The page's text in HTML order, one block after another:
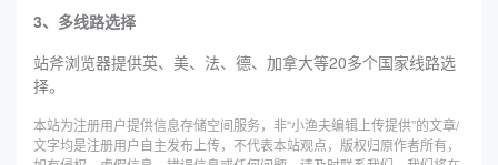
3、多线路选择
站斧浏览器提供英、美、法、德、加拿大等20多个国家线路选
择。
本站为注册用户提供信息存储空间服务，非“小渔夫编辑上传提供”的文章/
文字均是注册用户自主发布上传，不代表本站观点，版权归原作者所有，